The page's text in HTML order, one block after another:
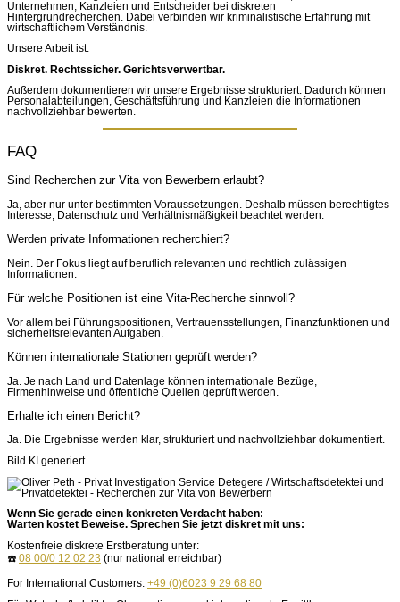
Unternehmen, Kanzleien und Entscheider bei diskreten
Hintergrundrecherchen. Dabei verbinden wir kriminalistische Erfahrung mit
wirtschaftlichem Verständnis.
Unsere Arbeit ist:
Diskret. Rechtssicher. Gerichtsverwertbar.
Außerdem dokumentieren wir unsere Ergebnisse strukturiert. Dadurch können
Personalabteilungen, Geschäftsführung und Kanzleien die Informationen
nachvollziehbar bewerten.
FAQ
Sind Recherchen zur Vita von Bewerbern erlaubt?
Ja, aber nur unter bestimmten Voraussetzungen. Deshalb müssen berechtigtes
Interesse, Datenschutz und Verhältnismäßigkeit beachtet werden.
Werden private Informationen recherchiert?
Nein. Der Fokus liegt auf beruflich relevanten und rechtlich zulässigen
Informationen.
Für welche Positionen ist eine Vita-Recherche sinnvoll?
Vor allem bei Führungspositionen, Vertrauensstellungen, Finanzfunktionen und
sicherheitsrelevanten Aufgaben.
Können internationale Stationen geprüft werden?
Ja. Je nach Land und Datenlage können internationale Bezüge,
Firmenhinweise und öffentliche Quellen geprüft werden.
Erhalte ich einen Bericht?
Ja. Die Ergebnisse werden klar, strukturiert und nachvollziehbar dokumentiert.
Bild KI generiert
Wenn Sie gerade einen konkreten Verdacht haben:
Warten kostet Beweise. Sprechen Sie jetzt diskret mit uns:
Kostenfreie diskrete Erstberatung unter:
☎️ 08 00/0 12 02 23 (nur national erreichbar)
For International Customers: +49 (0)6023 9 29 68 80